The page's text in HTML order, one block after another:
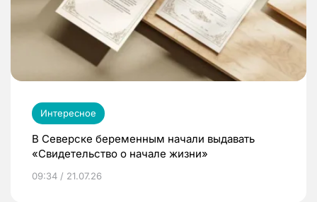
Интересное
В Северске беременным начали выдавать
«Свидетельство о начале жизни»
09:34 / 21.07.26